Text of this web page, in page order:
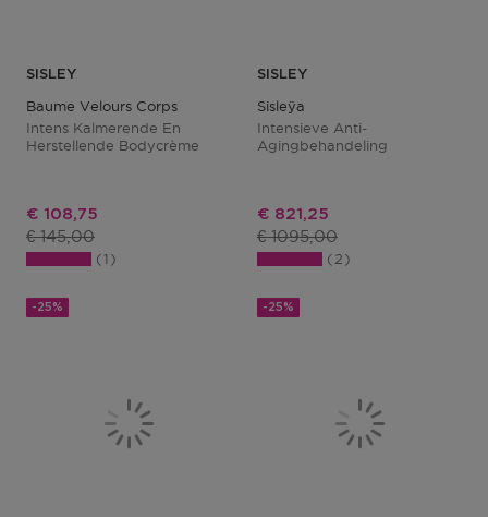
SISLEY
Baume Velours Corps
Intens Kalmerende En
Herstellende Bodycrème
Kortingsprijs
€ 108,75
Productprijs
€ 145,00
1
SISLEY
Sisleÿa
Intensieve Anti-
Agingbehandeling
Kortingsprijs
€ 821,25
Productprijs
€ 1095,00
2
-25% -25%